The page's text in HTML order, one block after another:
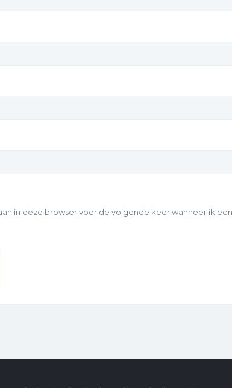
in deze browser voor de volgende keer wanneer ik